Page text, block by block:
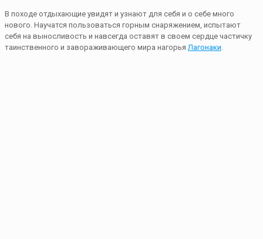
В походе отдыхающие увидят и узнают для себя и о себе много
нового. Научатся пользоваться горным снаряжением, испытают
себя на выносливость и навсегда оставят в своем сердце частичку
таинственного и завораживающего мира нагорья Лагонаки